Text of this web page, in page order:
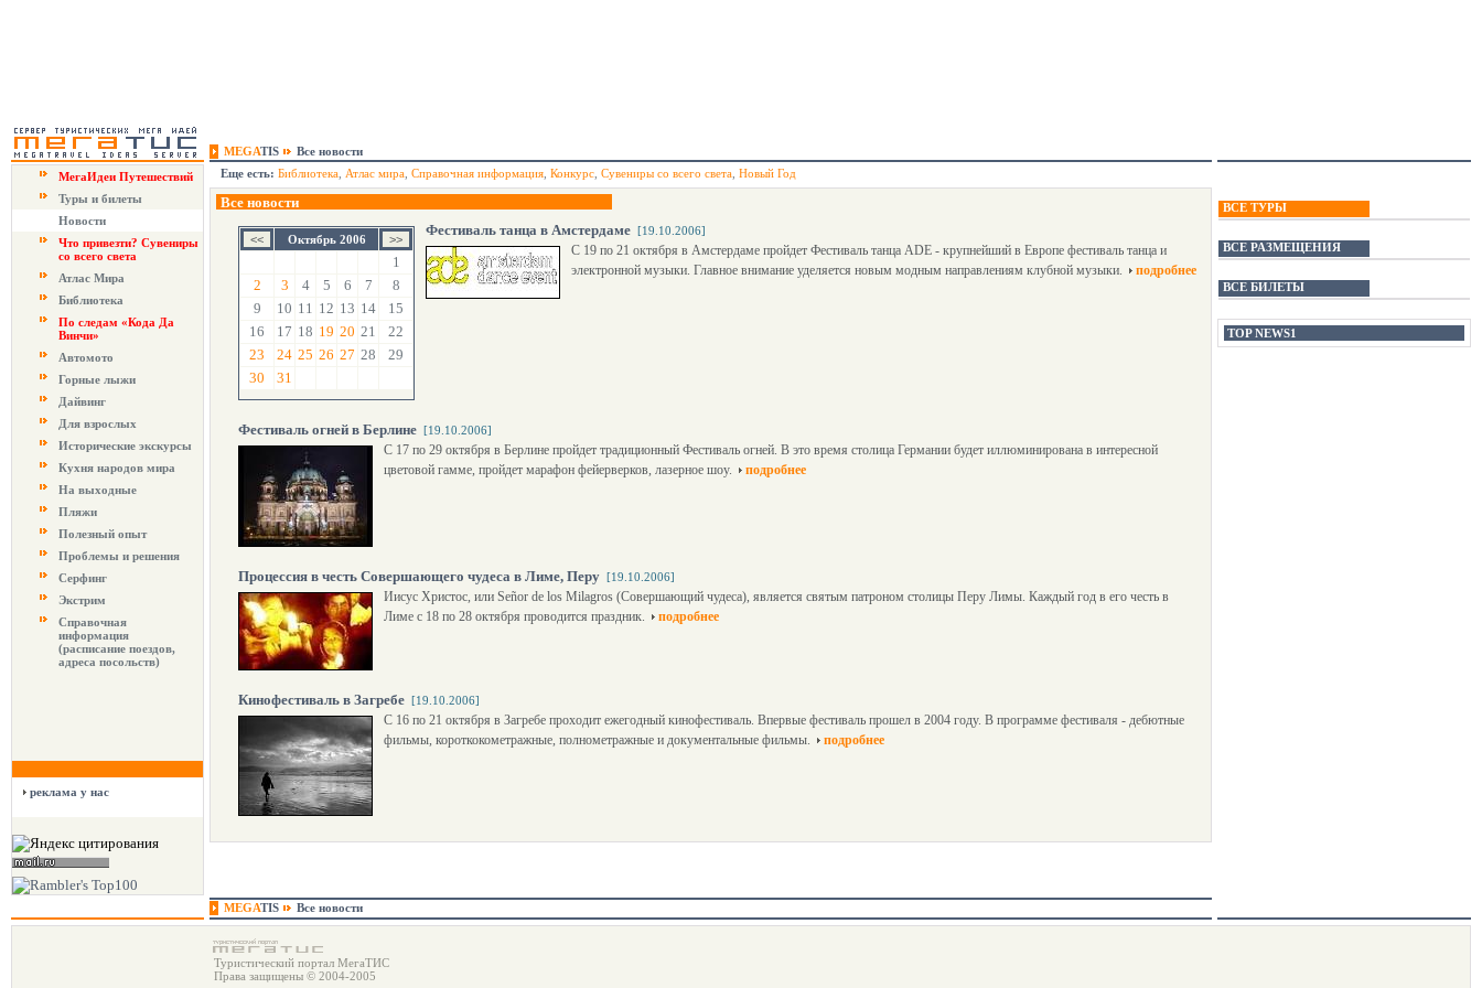
MEGATIS
Все новости
МегаИдеи Путешествий
Туры и билеты
Новости
Что привезти? Сувениры
со всего света
Атлас Мира
Библиотека
По следам «Кода Да
Винчи»
Автомото
Горные лыжи
Дайвинг
Для взрослых
Исторические экскурсы
Кухня народов мира
На выходные
Пляжи
Полезный опыт
Проблемы и решения
Серфинг
Экстрим
Справочная
информация
(расписание поездов,
адреса посольств)
реклама у нас
Еще есть: Библиотека Атлас мира Справочная информация Конкурс Сувениры со всего света Новый Год
Все новости
Октябрь 2006
1
2
3 4 5 6 7
8
9
10 11 12 13 14
15
16
17 18 19 20 21
22
23
24 25 26 27 28
29
30
31
Фестиваль танца в Амстердаме [19.10.2006]
С 19 по 21 октября в Амстердаме пройдет Фестиваль танца ADE - крупнейший в Европе фестиваль танца и
электронной музыки. Главное внимание уделяется новым модным направлениям клубной музыки.
подробнее
Фестиваль огней в Берлине [19.10.2006]
С 17 по 29 октября в Берлине пройдет традиционный Фестиваль огней. В это время столица Германии будет иллюминирована в интересной
цветовой гамме, пройдет марафон фейерверков, лазерное шоу.
подробнее
Процессия в честь Совершающего чудеса в Лиме, Перу [19.10.2006]
Иисус Христос, или Señor de los Milagros (Совершающий чудеса), является святым патроном столицы Перу Лимы. Каждый год в его честь в
Лиме с 18 по 28 октября проводится праздник.
подробнее
Кинофестиваль в Загребе [19.10.2006]
С 16 по 21 октября в Загребе проходит ежегодный кинофестиваль. Впервые фестиваль прошел в 2004 году. В программе фестиваля - дебютные
фильмы, короткокометражные, полнометражные и документальные фильмы.
подробнее
ВСЕ ТУРЫ
ВСЕ РАЗМЕЩЕНИЯ
ВСЕ БИЛЕТЫ
TOP NEWS1
MEGATIS Все новости
Туристический портал МегаТИС
Права защищены © 2004-2005